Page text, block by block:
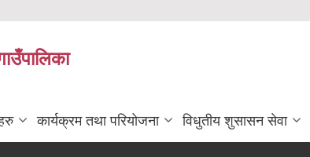
कार्यक्रम तथा परियोजना विधुतीय शुसासन सेवा